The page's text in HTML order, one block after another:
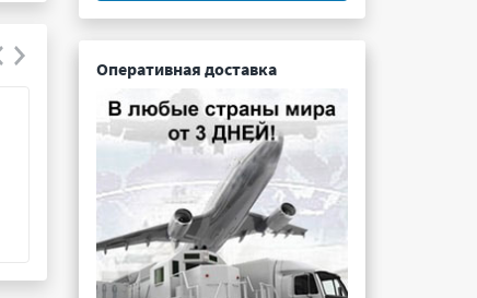
D2HW-BL212ML
Подробнее ...
Оперативная доставка